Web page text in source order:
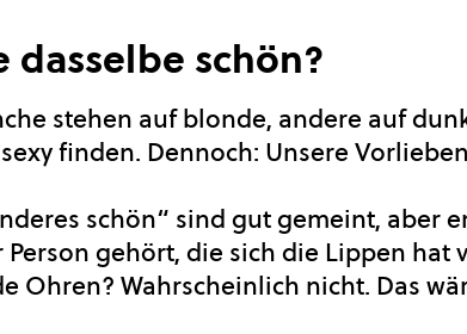
schön?
stehen auf blonde, andere auf
finden. Dennoch: Unsere
schön“ sind gut gemeint, aber
gehört, die sich die Lippen hat
Ohren? Wahrscheinlich nicht. Das